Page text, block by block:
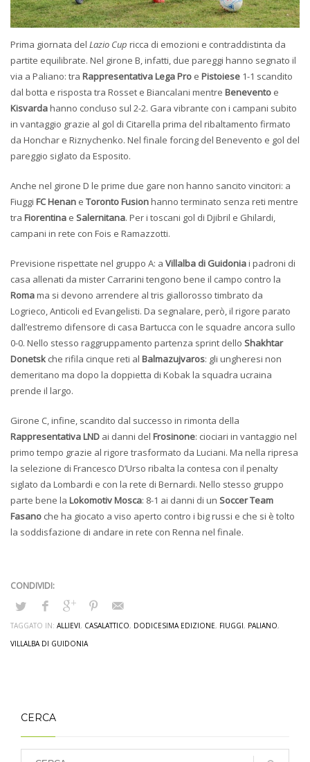
Prima giornata del Lazio Cup ricca di emozioni e contraddistinta da
partite equilibrate. Nel girone B, infatti, due pareggi hanno segnato il
via a Paliano: tra Rappresentativa Lega Pro e Pistoiese 1-1 scandito
dal botta e risposta tra Rosset e Biancalani mentre Benevento e
Kisvardahanno concluso sul 2-2. Gara vibrante con i campani subito
in vantaggio grazie al gol di Citarella prima del ribaltamento firmato
da Honchar e Riznychenko. Nel finale forcing del Benevento e gol del
pareggio siglato da Esposito.
Anche nel girone D le prime due gare non hanno sancito vincitori: a
Fiuggi FC Henan e Toronto Fusionhanno terminato senza reti mentre
tra Fiorentina e Salernitana. Per i toscani gol di Djibril e Ghilardi,
campani in rete con Fois e Ramazzotti.
Previsione rispettate nel gruppo A: a Villalba di Guidoniai padroni di
casa allenati da mister Carrarini tengono bene il campo contro la
Romama si devono arrendere al tris giallorosso timbrato da
Logrieco, Anticoli ed Evangelisti. Da segnalare, però, il rigore parato
dall’estremo difensore di casa Bartucca con le squadre ancora sullo
0-0. Nello stesso raggruppamento partenza sprint dello Shakhtar
Donetsk che rifila cinque reti al Balmazujvaros: gli ungheresi non
demeritano ma dopo la doppietta di Kobak la squadra ucraina
prende il largo.
Girone C, infine, scandito dal successo in rimonta della
Rappresentativa LND ai danni del Frosinone: ciociari in vantaggio nel
primo tempo grazie al rigore trasformato da Luciani. Ma nella ripresa
la selezione di Francesco D’Urso ribalta la contesa con il penalty
siglato da Lombardi e con la rete di Bernardi. Nello stesso gruppo
parte bene la Lokomotiv Mosca: 8-1 ai danni di un Soccer Team
Fasano che ha giocato a viso aperto contro i big russi e che si è tolto
la soddisfazione di andare in rete con Renna nel finale.
TAGGATO IN: ALLIEVI, CASALATTICO, DODICESIMA EDIZIONE, FIUGGI, PALIANO,
VILLALBA DI GUIDONIA
CERCA